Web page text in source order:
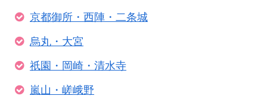
京都御所・西陣・二条城
烏丸・大宮
祇園・岡崎・清水寺
嵐山・嵯峨野